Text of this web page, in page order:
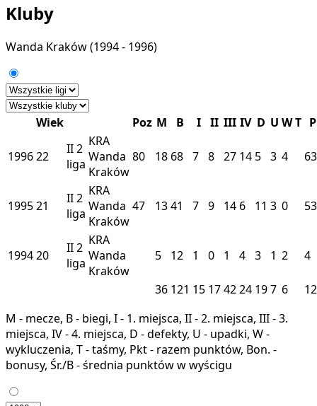
Kluby
Wanda Kraków(1994 - 1996)
Wiek Poz M B I II III IV D U WT
199622 II2
liga
KRA
Wanda
Kraków
80 18 68 7 8 27 14 5 3 4
199521 II2
liga
KRA
Wanda
Kraków
47 1341 7 9 14 6 11 3 0 53
199420 II2
liga
KRA
Wanda
Kraków
5 12 1 0 1 4 3 1 2 4
36 121 15 174224 197 6
M - mecze, B - biegi, I - 1. miejsca, II - 2. miejsca, III - 3.
miejsca, IV - 4. miejsca, D - defekty, U - upadki, W -
wykluczenia, T - taśmy, Pkt - razem punktów, Bon. -
bonusy, Śr./B - średnia punktów w wyścigu